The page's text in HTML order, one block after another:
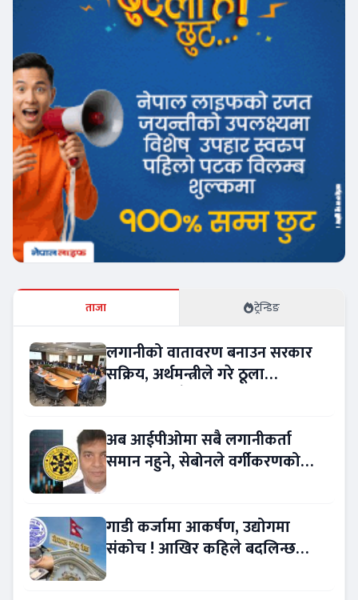
ताजा ट्रेन्डिङ
लगानीको वातावरण बनाउन सरकार
सक्रिय, अर्थमन्त्रीले गरे ठूला
अब आईपीओमा सबै लगानीकर्ता
समान नहुने, सेबोनले वर्गीकरणको
गाडी कर्जामा आकर्षण, उद्योगमा
संकोच ! आखिर कहिले बदलिन्छ